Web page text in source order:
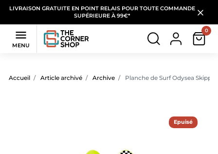
LIVRAISON GRATUITE EN POINT RELAIS POUR TOUTE COMMANDE
SUPÉRIEURE À 99€*

MENU
0
Accueil Article archivé Archive Planche de Surf Odysea
Epuisé